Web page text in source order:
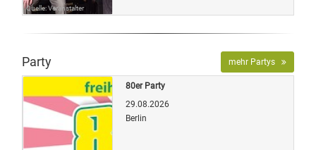
Quelle: Veranstalter
Party mehr Partys
80er Party
29.08.2026
Berlin